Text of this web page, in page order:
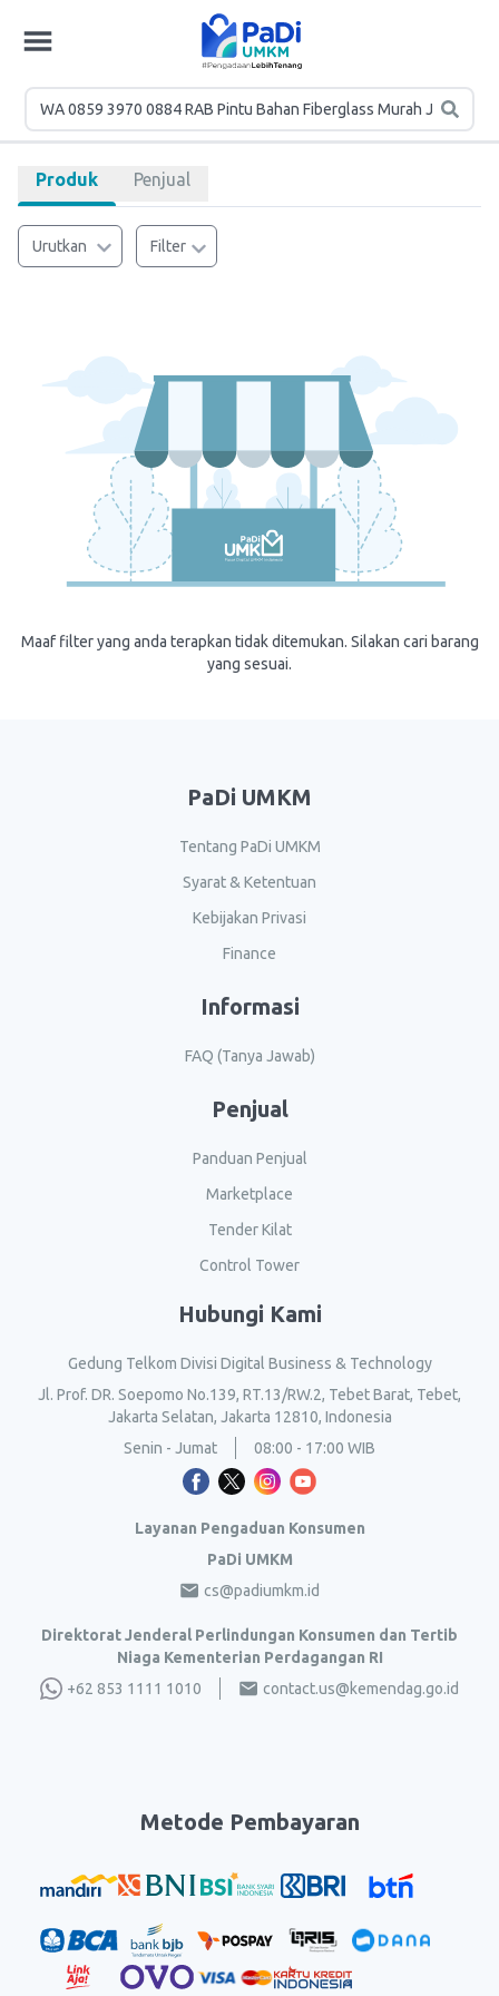
Produk Penjual
Urutkan Filter
Maaf filter yang anda terapkan tidak ditemukan. Silakan cari barang
yang sesuai.
PaDi UMKM
Tentang PaDi UMKM
Syarat & Ketentuan
Kebijakan Privasi
Finance
Informasi
FAQ (Tanya Jawab)
Penjual
Panduan Penjual
Marketplace
Tender Kilat
Control Tower
Hubungi Kami
Gedung Telkom Divisi Digital Business & Technology
Jl. Prof. DR. Soepomo No.139, RT.13/RW.2, Tebet Barat, Tebet,
Jakarta Selatan, Jakarta 12810, Indonesia
Senin - Jumat
08:00 - 17:00 WIB
Layanan Pengaduan Konsumen
PaDi UMKM
cs@padiumkm.id
Direktorat Jenderal Perlindungan Konsumen dan Tertib
Niaga Kementerian Perdagangan RI
+62 853 1111 1010
contact.us@kemendag.go.id
Metode Pembayaran